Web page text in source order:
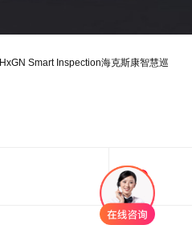
HxGN Smart Inspection海克斯康智慧巡